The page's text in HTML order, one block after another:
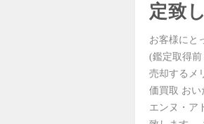
定致
お客様にと
(鑑定取得
売却するメ
価買取 おい
エンヌ・ア